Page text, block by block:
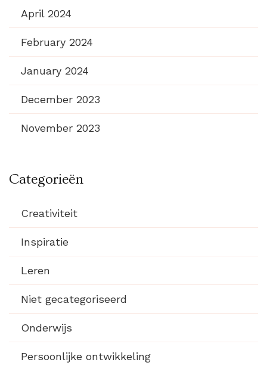
April 2024
February 2024
January 2024
December 2023
November 2023
Categorieën
Creativiteit
Inspiratie
Leren
Niet gecategoriseerd
Onderwijs
Persoonlijke ontwikkeling